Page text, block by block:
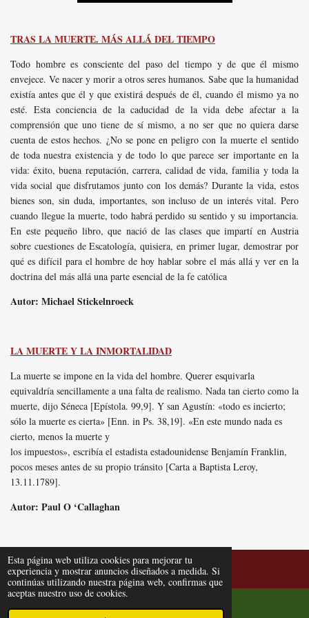
Esta página web utiliza cookies para mejorar tu
experiencia y mostrar anuncios diseñados a medida. Si
continúas utilizando nuestra página web, confirmas que
aceptas nuestro uso de cookies.
TRAS LA MUERTE. MÁS ALLÁ DEL TIEMPO
Todo hombre es consciente del paso del tiempo y de que él mismo
envejece. Ve nacer y morir a otros seres humanos. Sabe que la humanidad
existía antes que él y que existirá después de él, cuando él mismo ya no
esté. Esta conciencia de la caducidad de la vida debe afectar a la
comprensión que uno tiene de sí mismo, a no ser que no quiera darse
cuenta de estos hechos. ¿No se pone en peligro con la muerte el sentido
de toda nuestra existencia y de todo lo que parece ser importante en la
vida: éxito, buena reputación, carrera, calidad de vida, familia y toda la
vida social que disfrutamos junto con los demás? Durante la vida, estos
bienes son, sin duda, importantes, son incluso de un interés vital. Pero
cuando llegue la muerte, todo habrá perdido su sentido y su importancia.
En este pequeño libro, que nació de las clases que impartí en Austria
sobre cuestiones de Escatología, quisiera, en primer lugar, demostrar por
qué es difícil para el hombre de hoy hablar sobre el más allá y ver en la
doctrina del más allá una parte esencial de la fe católica
Autor: Michael Stickelnroeck
LA MUERTE Y LA INMORTALIDAD
La muerte se impone en la vida del hombre. Querer esquivarla
equivaldría sencillamente a una falta de realismo. Nada tan cierto como la
muerte, dijo Séneca [Epístola. 99,9]. Y san Agustín: «todo es incierto;
sólo la muerte es cierta» [Enn. in Ps. 38,19]. «En este mundo nada es
cierto, menos la muerte y
los impuestos», escribía el estadista estadounidense Benjamín Franklin,
pocos meses antes de su propio tránsito [Carta a Baptista Leroy,
13.11.1789].
Autor: Paul O ‘Callaghan
© 2010-2026 filosofiayvida.com